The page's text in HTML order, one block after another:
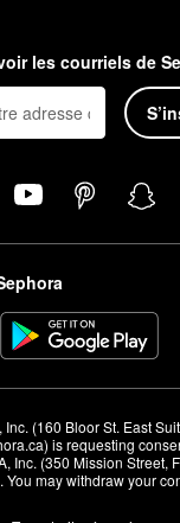
les courriels de
(160 Bloor St. East
is requesting
Inc. (350 Mission Street,
may withdraw your